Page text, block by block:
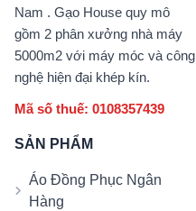
Nam . Gạo House quy mô
gồm 2 phân xưởng nhà máy
5000m2 với máy móc và công
nghệ hiện đại khép kín.
Mã số thuế: 0108357439
SẢN PHẨM
Áo Đồng Phục Ngân
Hàng